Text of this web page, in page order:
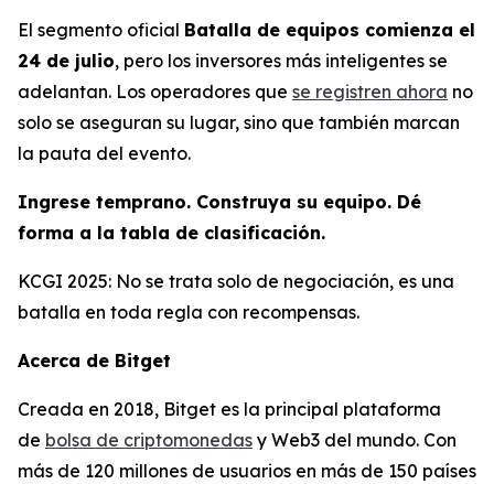
El segmento oficial Batalla de equipos comienza el
24 de julio, pero los inversores más inteligentes se
adelantan. Los operadores que se registren ahora no
solo se aseguran su lugar, sino que también marcan
la pauta del evento.
Ingrese temprano. Construya su equipo. Dé
forma a la tabla de clasificación.
KCGI 2025: No se trata solo de negociación, es una
batalla en toda regla con recompensas.
Acerca de Bitget
Creada en 2018, Bitget es la principal plataforma
de bolsa de criptomonedas y Web3 del mundo. Con
más de 120 millones de usuarios en más de 150 países